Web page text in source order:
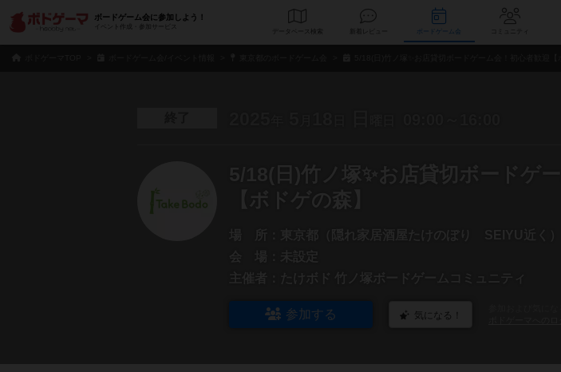
ボードゲーム会に参加しよう！
イベント作成・参加サービス
データベース 新着レビュー コ
5/18(日)竹ノ塚✨お店貸切ボードゲ
【ボドゲの森】
場 所：
東京都（隠れ家居酒屋たけのぼり SEIYU近く）
会 場：
未設定
主催者：
たけボド 竹ノ塚ボードゲームコミュニティ
参加する 気になる！